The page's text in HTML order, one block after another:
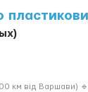
км від Варшави)